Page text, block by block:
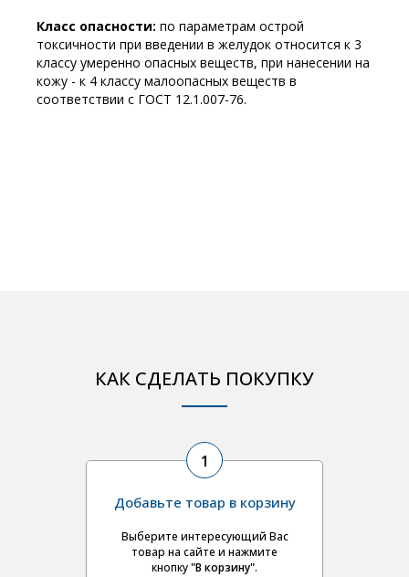
Класс опасности: по параметрам острой
токсичности при введении в желудок относится к 3
классу умеренно опасных веществ, при нанесении на
кожу - к 4 классу малоопасных веществ в
соответствии с ГОСТ 12.1.007-76.
КАК СДЕЛАТЬ ПОКУПКУ
Добавьте товар в корзину
Выберите интересующий Вас
товар на сайте и нажмите
кнопку"В корзину".
1